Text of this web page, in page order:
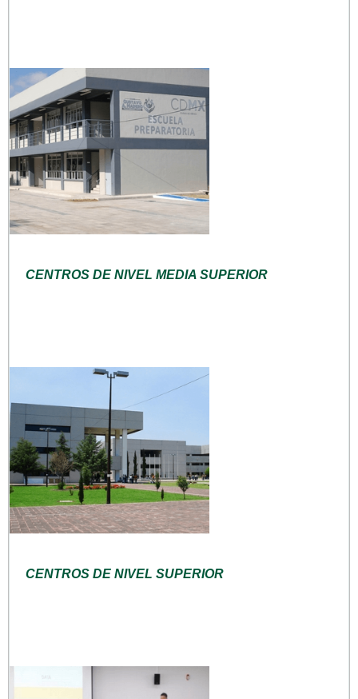
CENTROS DE NIVEL MEDIA SUPERIOR
CENTROS DE NIVEL SUPERIOR